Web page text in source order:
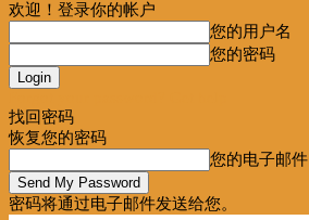
欢迎！登录你的帐户
您的用户名
您的密码
找回密码
恢复您的密码
您的电子邮件
密码将通过电子邮件发送给您。